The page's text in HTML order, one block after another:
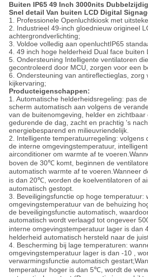
Buiten IP65 49 Inch 3000nits
Snel detail Van buiten LCD Digital
1. Professionele Openluchtkiosk met
2. Industrieel 49-inch gloednieuw origineel
achtergrondverlichting;
3. Voldoe volledig aan openluchtIP65
4. 49 inch hoge helderheid Dual face buiten
5. Ondersteuning Intelligente ventilatoren
gecontroleerd door MCU, zorgen voor een
6. Ondersteuning van antireflectieglas, zorg
kijkervaring;
Producteigenschappen:
1. Automatische helderheidsregeling: pas
scherm automatisch aan volgens de
van de buitenomgeving, helder en zichtbaar
gedurende de dag, zacht en prachtig 's
energiebesparend en milieuvriendelijk.
2. Intelligente temperatuurregeling: volgens
de interne omgevingstemperatuur,
airconditioner om warmte af te
boven de 30℃ komt, beginnen de
automatisch warmte af te voeren.Wanneer
is dan 20℃, worden de koelventilatoren of
automatisch gestopt.
3. Beveiligingsfunctie op hoge temperatuur:
omgevingstemperatuur van de behuizing
de beveiligingsfunctie automatisch,
automatisch wordt verlaagd tot ongeveer
interne omgevingstemperatuur lager is dan
helderheid automatisch hersteld naar de
4. Bescherming bij lage temperaturen:
omgevingstemperatuur lager is dan -10 ,
verwarmingsfunctie automatisch
temperatuur hoger is dan 5℃, wordt de